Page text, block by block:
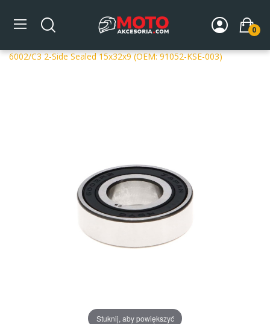
0
Strona główna DLA MOTOCYKLA
Części silnikowe
6002/C3 2-Side Sealed 15x32x9 (OEM: 91052-KSE-003)
Stuknij, aby powiększyć